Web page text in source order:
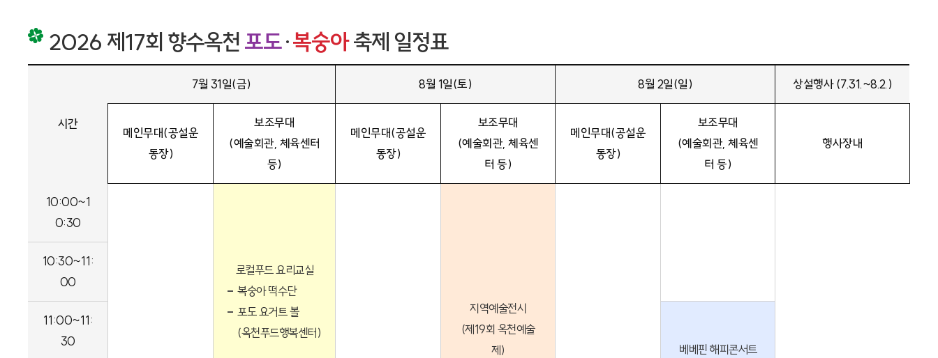
2026 제17회 향수옥천 포도·복숭아축제 일정표
시간
7월 31일(금) 8월 1일(토) 8월 2일(일) 상설행사 (7.31.~8.2.)
메인무대(공설운
동장)
보조무대
(예술회관, 체육센터
등)
메인무대(공설운
동장)
보조무대
(예술회관, 체육센
터 등)
메인무대(공설운
동장)
보조무대
(예술회관, 체육센
터 등)
행사장내
10:00~1
0:30
로컬푸드 요리교실
복숭아 떡수단
포도 요거트 볼
(옥천푸드행복센터)
지역예술전시
(제19회 옥천예술
제)
10:30~11:
00
11:00~11:
30
베베핀 해피콘서트